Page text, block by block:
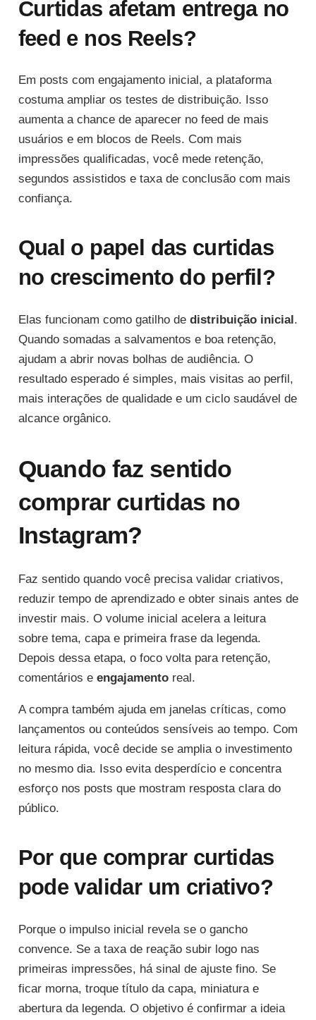
Curtidas afetam entrega no
feed e nos Reels?
Em posts com engajamento inicial, a plataforma
costuma ampliar os testes de distribuição. Isso
aumenta a chance de aparecer no feed de mais
usuários e em blocos de Reels. Com mais
impressões qualificadas, você mede retenção,
segundos assistidos e taxa de conclusão com mais
confiança.
Qual o papel das curtidas
no crescimento do perfil?
Elas funcionam como gatilho de distribuição inicial.
Quando somadas a salvamentos e boa retenção,
ajudam a abrir novas bolhas de audiência. O
resultado esperado é simples, mais visitas ao perfil,
mais interações de qualidade e um ciclo saudável de
alcance orgânico.
Quando faz sentido
comprar curtidas no
Instagram?
Faz sentido quando você precisa validar criativos,
reduzir tempo de aprendizado e obter sinais antes de
investir mais. O volume inicial acelera a leitura
sobre tema, capa e primeira frase da legenda.
Depois dessa etapa, o foco volta para retenção,
comentários e engajamentoreal.
A compra também ajuda em janelas críticas, como
lançamentos ou conteúdos sensíveis ao tempo. Com
leitura rápida, você decide se amplia o investimento
no mesmo dia. Isso evita desperdício e concentra
esforço nos posts que mostram resposta clara do
público.
Por que comprar curtidas
pode validar um criativo?
Porque o impulso inicial revela se o gancho
convence. Se a taxa de reação subir logo nas
primeiras impressões, há sinal de ajuste fino. Se
ficar morna, troque título da capa, miniatura e
abertura da legenda. O objetivo é confirmar a ideia